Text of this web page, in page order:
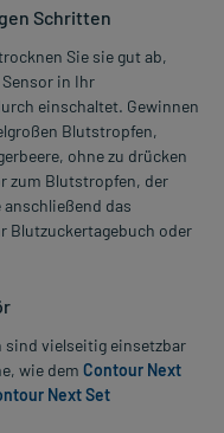
Schritten
Sie sie gut ab,
in Ihr
einschaltet. Gewinnen
Blutstropfen,
ohne zu drücken
zum Blutstropfen, der
das
Blutzuckertagebuch oder
sind vielseitig einsetzbar
wie dem Contour Next
Next Set